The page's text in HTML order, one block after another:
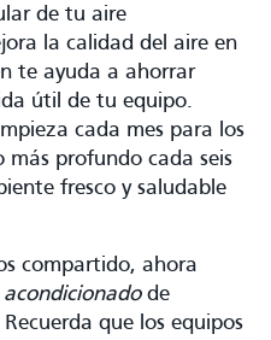
de tu aire
la calidad del aire en
te ayuda a ahorrar
útil de tu equipo.
cada mes para los
profundo cada seis
fresco y saludable
compartido, ahora
de
que los equipos